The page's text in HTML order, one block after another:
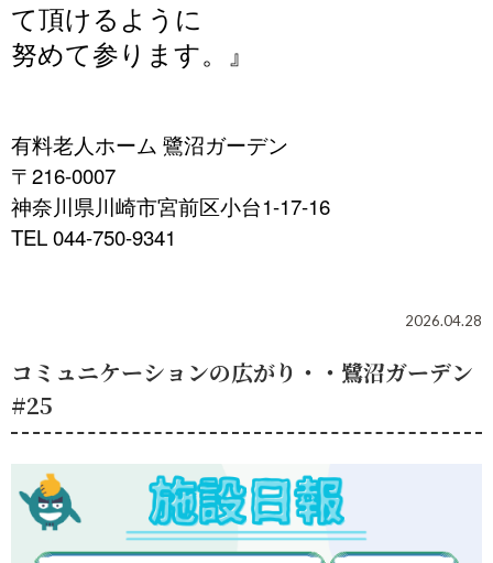
て頂けるように
努めて参ります。
』
有料老人ホーム 鷺沼ガーデン
〒216-0007
神奈川県川崎市宮前区小台1-17-16
TEL 044-750-9341
2026.04.28
コミュニケーションの広がり・・鷺沼ガーデン
#25